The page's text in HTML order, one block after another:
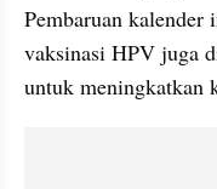
Pembaruan kalender
vaksinasi HPV juga
untuk meningkatkan